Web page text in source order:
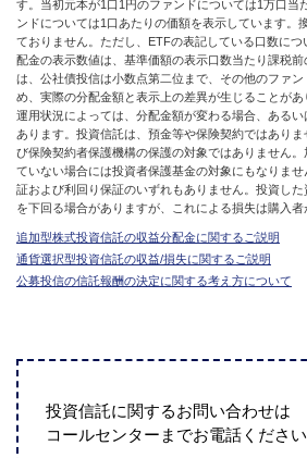
す。当初元本が1口1円のファンドについては1万口当
ンドについては1口あたりの価額を表示しています。
ておりません。ただし、ETFの表記している口数に
配金の表示数値は、基準価額の表示口数当たり課税
は、公社債投信は小数点第二位まで、その他のファ
め、実際の分配金額と表示上の差異が生じることがあ
運用状況によっては、分配金額が変わる場合、ある
あります。投資信託は、預金等や保険契約ではあり
び保険契約者保護機構の保護の対象ではありません
ていない場合には投資者保護基金の対象にもなりま
証および利回り保証のいずれもありません。投資し
を下回る場合がありますが、これによる損失は購入者
追加型株式投資信託の収益分配金に関するご説明
通貨選択型投資信託の収益/損失に関するご説明
公募投信の信託報酬の決定に関する考え方について
投資信託に関するお問い合わせは
コールセンターまでお電話ください